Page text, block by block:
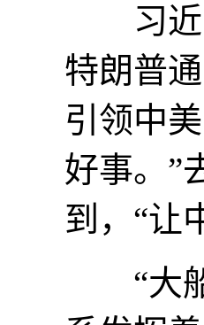
习近平
特朗普
引领中
好事。”
到，“让
“大船